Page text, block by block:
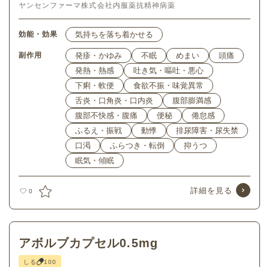
0
ヤンセンファーマ株式会社 内服薬抗精神病薬
効能・効果 気持ちを落ち着かせる
副作用 発疹・かゆみ 不眠 めまい
頭痛
発熱・熱感
吐き気・嘔吐・悪心
下痢・軟便
食欲不振・味覚異常
舌炎・口角炎・口内炎
腹部膨満感
腹部不快感・腹痛
便秘
倦怠感
ふるえ・振戦
動悸
排尿障害・尿失禁
口渇
ふらつき・転倒
抑うつ
眠気・傾眠
詳細を見る
アボルブカプセル0.5mg
しる 100